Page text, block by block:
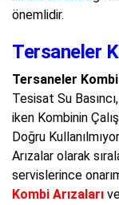
önemlidir.
Tersaneler
Tersaneler Kombi
Tesisat Su
iken Kombinin
Doğru
Arızalar olarak
servislerince
Kombi Arızaları